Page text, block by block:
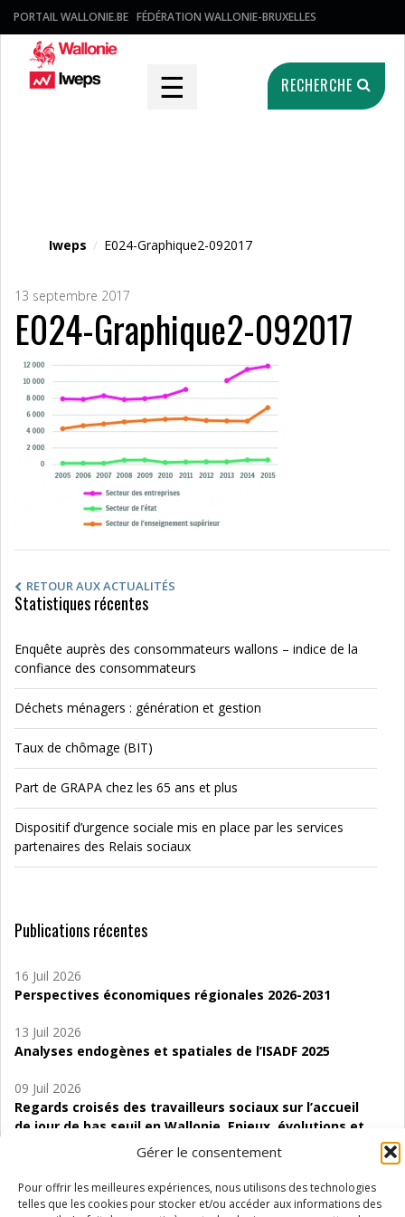
Gérer le consentement
Pour offrir les meilleures expériences, nous utilisons des technologies
telles que les cookies pour stocker et/ou accéder aux informations des
PORTAIL WALLONIE.BE FÉDÉRATION WALLONIE-BRUXELLES
☰ RECHERCHE
Iweps / E024-Graphique2-092017
13 septembre 2017
E024-Graphique2-092017
RETOUR AUX ACTUALITÉS
Statistiques récentes
Enquête auprès des consommateurs wallons – indice de la
confiance des consommateurs
Déchets ménagers : génération et gestion
Taux de chômage (BIT)
Part de GRAPA chez les 65 ans et plus
Dispositif d’urgence sociale mis en place par les services
partenaires des Relais sociaux
Publications récentes
16 Juil 2026
Perspectives économiques régionales 2026-2031
13 Juil 2026
Analyses endogènes et spatiales de l’ISADF 2025
09 Juil 2026
Regards croisés des travailleurs sociaux sur l’accueil
de jour de bas seuil en Wallonie. Enjeux, évolutions et
06 Juil 2026
Étude d’évaluabilité des Structures